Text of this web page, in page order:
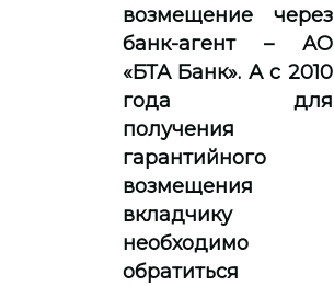
возмещение через
банк-агент – АО
«БТА Банк». А с 2010
года для
получения
гарантийного
возмещения
вкладчику
необходимо
обратиться